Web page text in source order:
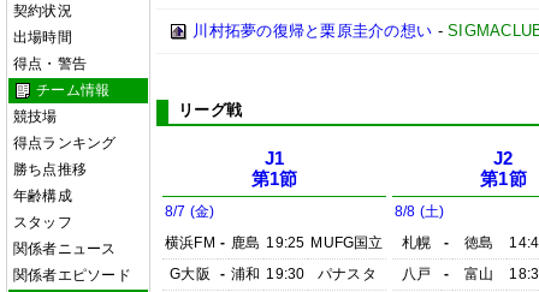
契約状況
出場時間
得点・警告
チーム情報
競技場
得点ランキング
勝ち点推移
年齢構成
スタッフ
関係者ニュース
関係者エピソード
川村拓夢の復帰と栗原圭介の想い -
リーグ戦
J1
第1節
8/7 (金)
横浜FM - 鹿島 19:25 MUFG国立
G大阪
- 浦和 19:30
パナスタ
J2
第1節
8/8 (土)
札幌
- 徳島
八戸
- 富山